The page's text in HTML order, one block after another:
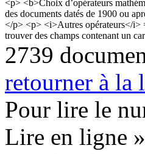
2739
retourner à la
Pour lire le
Lire en ligne